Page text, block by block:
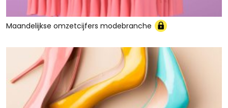
Maandelijkse omzetcijfers modebranche